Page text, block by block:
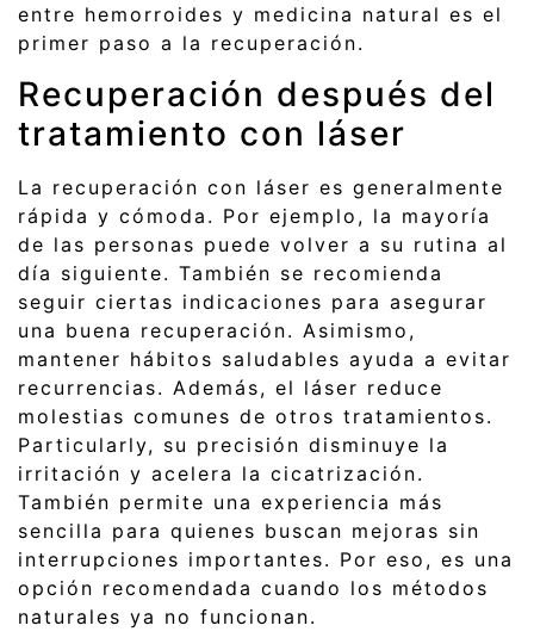
entre hemorroides y medicina natural es el
primer paso a la recuperación.
Recuperación después del
tratamiento con láser
La recuperación con láser es generalmente
rápida y cómoda. Por ejemplo, la mayoría
de las personas puede volver a su rutina al
día siguiente. También se recomienda
seguir ciertas indicaciones para asegurar
una buena recuperación. Asimismo,
mantener hábitos saludables ayuda a evitar
recurrencias. Además, el láser reduce
molestias comunes de otros tratamientos.
Particularly, su precisión disminuye la
irritación y acelera la cicatrización.
También permite una experiencia más
sencilla para quienes buscan mejoras sin
interrupciones importantes. Por eso, es una
opción recomendada cuando los métodos
naturales ya no funcionan.